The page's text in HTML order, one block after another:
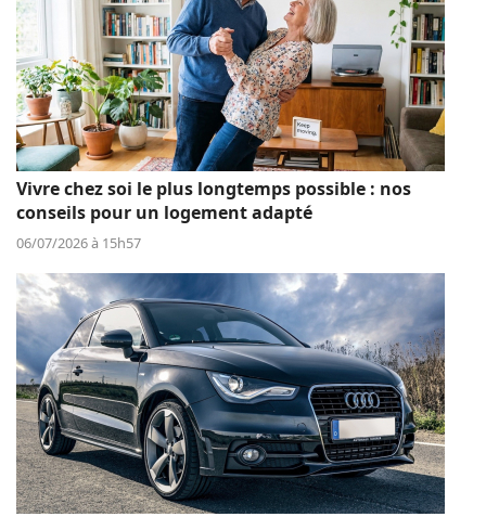
Vivre chez soi le plus longtemps possible : nos
conseils pour un logement adapté
06/07/2026 à 15h57